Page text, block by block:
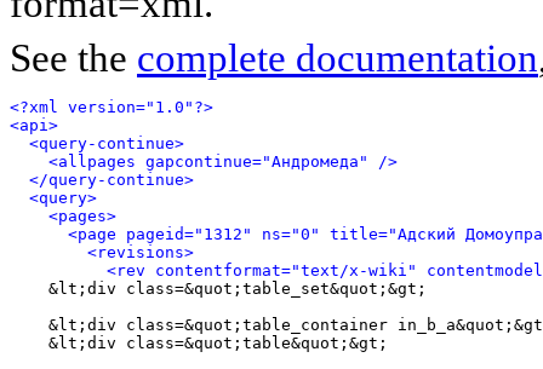
See the complete documentation
<?xml version="1.0"?>
<api>
<query-continue>
<allpages gapcontinue="Андромеда" />
</query-continue>
<query>
<pages>
<page pageid="1312" ns="0" title="Адский
<revisions>
<rev contentformat="text/x-wiki"
    &lt;div class=&quot;table_set&quot;&gt;
&lt;div class=&quot;table_container
    &lt;div class=&quot;table&quot;&gt;